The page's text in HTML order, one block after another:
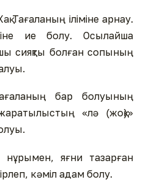
Тағаланың іліміне арнау.
ие болу. Осылайша
сияқты болған сопының
бар болуының
«лә (жоқ)»
нұрымен, яғни тазарған
кәміл адам болу.